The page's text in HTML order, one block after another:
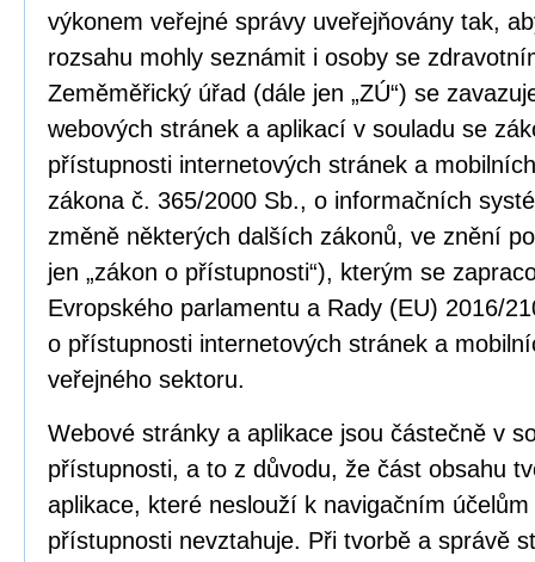
výkonem veřejné správy uveřejňovány tak,
rozsahu mohly seznámit i osoby se
Zeměměřický úřad (dále jen „ZÚ“) se
webových stránek a aplikací v souladu se
přístupnosti internetových stránek a
zákona č. 365/2000 Sb., o informačních
změně některých dalších zákonů, ve znění
jen „zákon o přístupnosti“), kterým se
Evropského parlamentu a Rady (EU) 2016/
o přístupnosti internetových stránek a
veřejného sektoru.
Webové stránky a aplikace jsou částečně v
přístupnosti, a to z důvodu, že část obsahu
aplikace, které neslouží k navigačním
přístupnosti nevztahuje. Při tvorbě a správě